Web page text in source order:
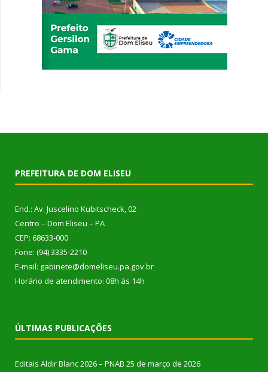
PREFEITURA DE DOM ELISEU
End.: Av. Juscelino Kubitscheck, 02
Centro – Dom Eliseu – PA
CEP: 68633-000
Fone: (94) 3335-2210
E-mail: gabinete@domeliseu.pa.gov.br
Horário de atendimento: 08h às 14h
ÚLTIMAS PUBLICAÇÕES
Editais Aldir Blanc 2026 – PNAB 25 de março de 2026